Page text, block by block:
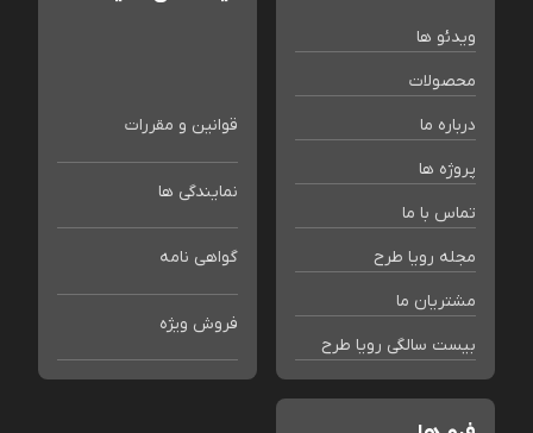
ویدئو ها
محصولات
درباره ما
پروژه ها
تماس با ما
مجله رویا طرح
مشتریان ما
بیست سالگی رویا طرح
قوانین و مقررات
نمایندگی ها
گواهی نامه
فروش ویژه